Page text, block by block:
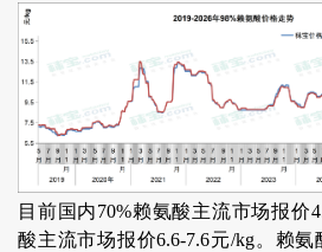
目前国内70%赖氨酸主流市场报价
酸主流市场报价6.6-7.6元/kg。赖